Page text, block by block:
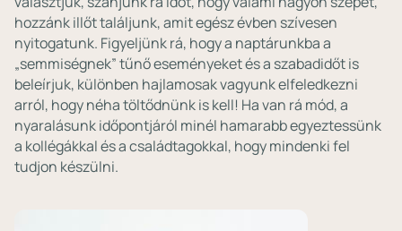
hozzánk illőt találjunk, amit egész évben szívesen
nyitogatunk. Figyeljünk rá, hogy a naptárunkba a
„semmiségnek” tűnő eseményeket és a szabadidőt is
beleírjuk, különben hajlamosak vagyunk elfeledkezni
arról, hogy néha töltődnünk is kell! Ha van rá mód, a
nyaralásunk időpontjáról minél hamarabb egyeztessünk
a kollégákkal és a családtagokkal, hogy mindenki fel
tudjon készülni.